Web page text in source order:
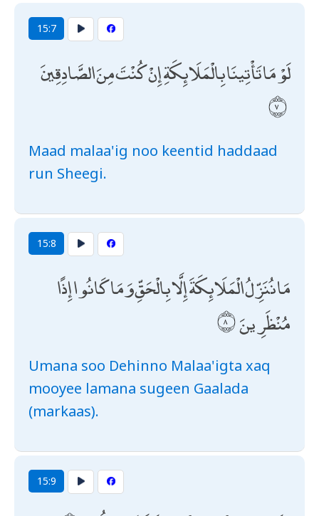
15:7
لَوْ مَا تَأْتِينَا بِالْمَلَائِكَةِ إِنْ كُنْتَ مِنَ الصَّادِقِينَ
Maad malaa'ig noo keentid haddaad
run Sheegi.
15:8
مَا نُنَزِّلُ الْمَلَائِكَةَ إِلَّا بِالْحَقِّ وَمَا كَانُوا إِذًا
مُنْظَرِينَ
Umana soo Dehinno Malaa'igta xaq
mooyee lamana sugeen Gaalada
(markaas).
15:9